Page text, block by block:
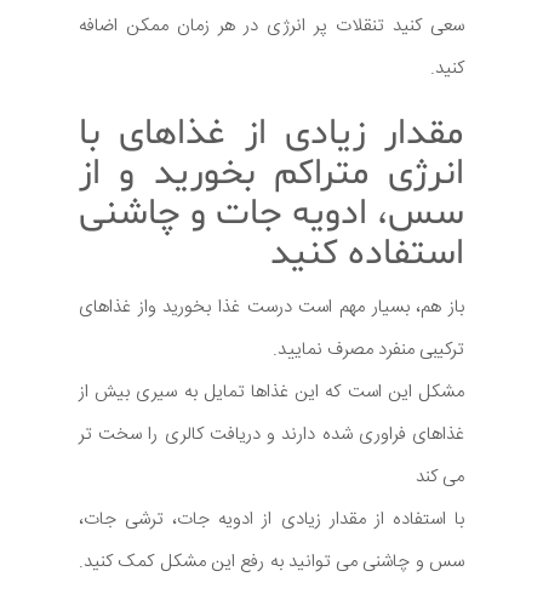
سعی کنید تنقلات پر انرژی در هر زمان ممکن اضافه
کنید.
مقدار زیادی از غذاهای با
انرژی متراکم بخورید و از
سس، ادویه جات و چاشنی
استفاده کنید
باز هم، بسیار مهم است درست غذا بخورید واز غذاهای
ترکیبی منفرد مصرف نمایید.
مشکل این است که این غذاها تمایل به سیری بیش از
غذاهای فراوری شده دارند و دریافت کالری را سخت تر
می کند
با استفاده از مقدار زیادی از ادویه جات، ترشی جات،
سس و چاشنی می توانید به رفع این مشکل کمک کنید.